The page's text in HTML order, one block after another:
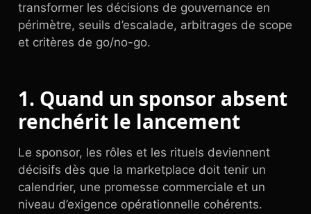
transformer les décisions de gouvernance en
périmètre, seuils d’escalade, arbitrages de scope
et critères de go/no-go.
1. Quand un sponsor absent
renchérit le lancement
Le sponsor, les rôles et les rituels deviennent
décisifs dès que la marketplace doit tenir un
calendrier, une promesse commerciale et un
niveau d’exigence opérationnelle cohérents.